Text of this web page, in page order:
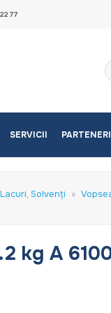
77
SERVICII PARTENERI
Solvenți »
kg A